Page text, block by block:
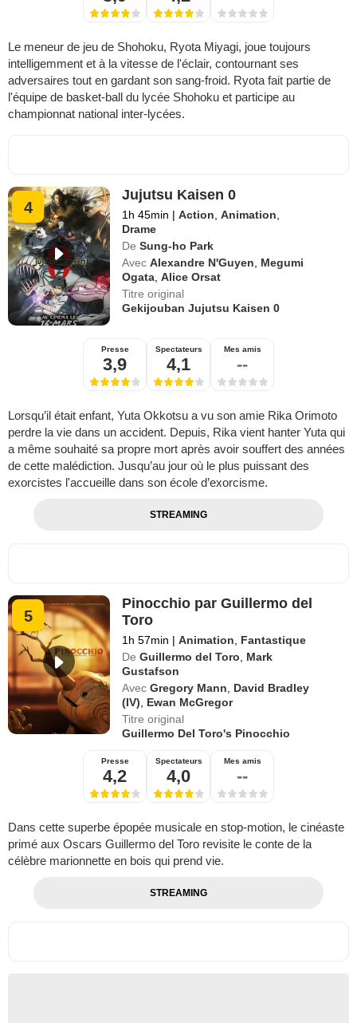
Le meneur de jeu de Shohoku, Ryota Miyagi, joue toujours
intelligemment et à la vitesse de l'éclair, contournant ses
adversaires tout en gardant son sang-froid. Ryota fait partie de
l'équipe de basket-ball du lycée Shohoku et participe au
championnat national inter-lycées.
4
Jujutsu Kaisen 0
1h 45min | Action ,Animation
Drame
De Sung-ho Park
Avec Alexandre N'Guyen
Megumi
Ogata ,Alice Orsat
Titre original
Gekijouban Jujutsu Kaisen 0
Presse
3,9
Spectateurs
4,1
Mes amis
--
Lorsqu’il était enfant, Yuta Okkotsu a vu son amie Rika Orimoto
perdre la vie dans un accident. Depuis, Rika vient hanter Yuta qui
a même souhaité sa propre mort après avoir souffert des années
de cette malédiction. Jusqu’au jour où le plus puissant des
exorcistes l'accueille dans son école d’exorcisme.
STREAMING
5
Pinocchio par Guillermo del
Toro
1h 57min | Animation
Fantastique
De Guillermo del Toro
Mark
Gustafson
Avec Gregory Mann
David Bradley
(IV)
Ewan McGregor
Titre original
Guillermo Del Toro's Pinocchio
Presse
4,2
Spectateurs
4,0
Mes amis
--
Dans cette superbe épopée musicale en stop-motion, le cinéaste
primé aux Oscars Guillermo del Toro revisite le conte de la
célèbre marionnette en bois qui prend vie.
STREAMING